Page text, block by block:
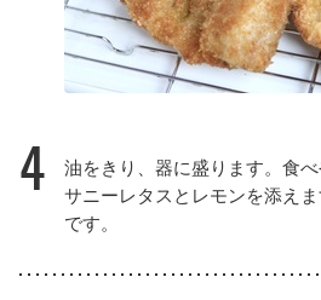
4
油をきり、器に盛ります。食
サニーレタスとレモンを添え
です。